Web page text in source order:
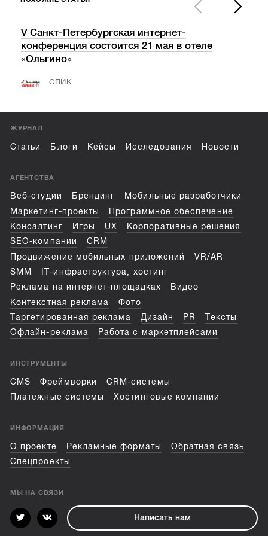
V Санкт-Петербургская интернет-
конференция состоится 21 мая в отеле
«Ольгино»
СПИК
ЖУРНАЛ
Статьи Блоги Кейсы Исследования Новости
АГЕНТСТВА
Веб-студии Брендинг
Мобильные разработчики
Маркетинг-проекты
Программное обеспечение
Консалтинг
Игры UX
Корпоративные решения
SEO-компании
CRM
Продвижение мобильных приложений
VR/AR
SMM
IT-инфраструктура, хостинг
Реклама на интернет-площадках
Видео
Контекстная реклама
Фото
Таргетированная реклама
Дизайн PR
Тексты
Офлайн-реклама
Работа с маркетплейсами
ИНСТРУМЕНТЫ
CMS Фреймворки
CRM-системы
Платежные системы
Хостинговые компании
ИНФОРМАЦИЯ
О проекте Рекламные форматы
Обратная связь
Спецпроекты
МЫ НА СВЯЗИ
Написать нам